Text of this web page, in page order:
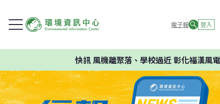
電子報 登入
快訊風機離聚落、學校過近 彰化福漢風電